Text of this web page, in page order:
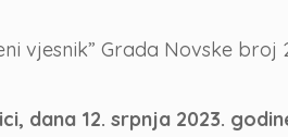
vjesnik” Grada Novske broj
dana 12. srpnja 2023.